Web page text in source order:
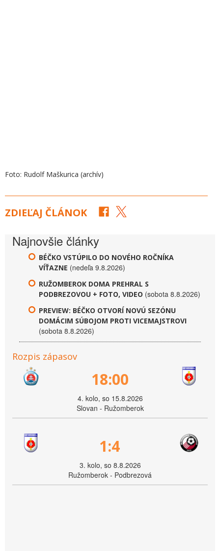
Foto: Rudolf Maškurica (archív)
ZDIEĽAJ ČLÁNOK
Najnovšie články
BÉČKO VSTÚPILO DO NOVÉHO ROČNÍKA
VÍŤAZNE (nedeľa 9.8.2026)
RUŽOMBEROK DOMA PREHRAL S
PODBREZOVOU + FOTO, VIDEO (sobota 8.8.2026)
PREVIEW: BÉČKO OTVORÍ NOVÚ SEZÓNU
DOMÁCIM SÚBOJOM PROTI VICEMAJSTROVI
(sobota 8.8.2026)
Rozpis zápasov
18:00
4. kolo, so 15.8.2026
Slovan - Ružomberok
1:4
3. kolo, so 8.8.2026
Ružomberok - Podbrezová